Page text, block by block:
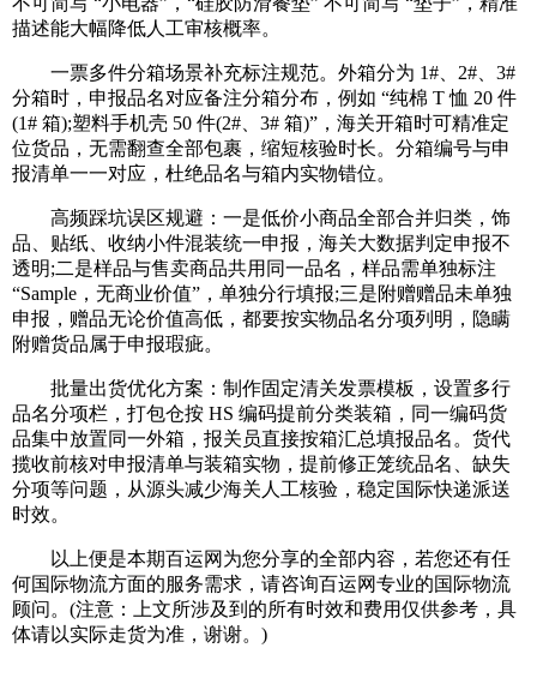
描述能大幅降低人工审核概率。
一票多件分箱场景补充标注规范。外箱分为 1#、2#、3#
分箱时，申报品名对应备注分箱分布，例如 “纯棉 T 恤 20 件
(1# 箱);塑料手机壳 50 件(2#、3# 箱)”，海关开箱时可精准定
位货品，无需翻查全部包裹，缩短核验时长。分箱编号与申
报清单一一对应，杜绝品名与箱内实物错位。
高频踩坑误区规避：一是低价小商品全部合并归类，饰
品、贴纸、收纳小件混装统一申报，海关大数据判定申报不
透明;二是样品与售卖商品共用同一品名，样品需单独标注
“Sample，无商业价值”，单独分行填报;三是附赠赠品未单独
申报，赠品无论价值高低，都要按实物品名分项列明，隐瞒
附赠货品属于申报瑕疵。
批量出货优化方案：制作固定清关发票模板，设置多行
品名分项栏，打包仓按 HS 编码提前分类装箱，同一编码货
品集中放置同一外箱，报关员直接按箱汇总填报品名。货代
揽收前核对申报清单与装箱实物，提前修正笼统品名、缺失
分项等问题，从源头减少海关人工核验，稳定国际快递派送
时效。
以上便是本期百运网为您分享的全部内容，若您还有任
何国际物流方面的服务需求，请咨询百运网专业的国际物流
顾问。(注意：上文所涉及到的所有时效和费用仅供参考，具
体请以实际走货为准，谢谢。)